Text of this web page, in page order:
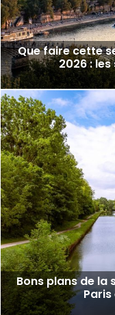
Que faire cette
2026 :
Bons plans de la